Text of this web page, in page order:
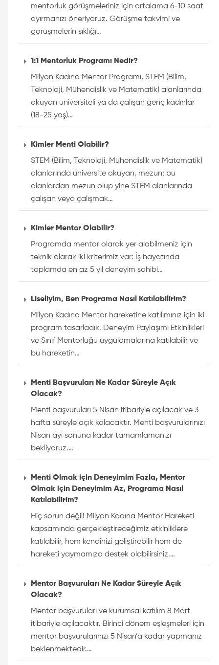
mentorluk görüşmeleriniz için ortalama 6-10 saat
ayırmanızı öneriyoruz. Görüşme takvimi ve
görüşmelerin sıklığı…
1:1 Mentorluk Programı Nedir?
Milyon Kadına Mentor Programı, STEM (Bilim,
Teknoloji, Mühendislik ve Matematik) alanlarında
okuyan üniversiteli ya da çalışan genç kadınlar
(18-25 yaş)…
Kimler Menti Olabilir?
STEM (Bilim, Teknoloji, Mühendislik ve Matematik)
alanlarında üniversite okuyan, mezun; bu
alanlardan mezun olup yine STEM alanlarında
çalışan veya çalışmak…
Kimler Mentor Olabilir?
Programda mentor olarak yer alabilmeniz için
teknik olarak iki kriterimiz var: İş hayatında
toplamda en az 5 yıl deneyim sahibi…
Liseliyim, Ben Programa Nasıl Katılabilirim?
Milyon Kadına Mentor hareketine katılımınız için iki
program tasarladık. Deneyim Paylaşımı Etkinlikleri
ve Sınıf Mentorluğu uygulamalarına katılabilir ve
bu hareketin…
Menti Başvuruları Ne Kadar Süreyle Açık
Olacak?
Menti başvuruları 5 Nisan itibariyle açılacak ve 3
hafta süreyle açık kalacaktır. Menti başvurularınızı
Nisan ayı sonuna kadar tamamlamanızı
bekliyoruz.…
Menti Olmak için Deneyimim Fazla, Mentor
Olmak için Deneyimim Az, Programa Nasıl
Katılabilirim?
Hiç sorun değil! Milyon Kadına Mentor Hareketi
kapsamında gerçekleştireceğimiz etkinliklere
katılabilir, hem kendinizi geliştirebilir hem de
hareketi yaymamıza destek olabilirsiniz.…
Mentor Başvuruları Ne Kadar Süreyle Açık
Olacak?
Mentor başvuruları ve kurumsal katılım 8 Mart
itibariyle açılacaktır. Birinci dönem eşleşmeleri için
mentor başvurularınızı 5 Nisan’a kadar yapmanız
beklenmektedir.…